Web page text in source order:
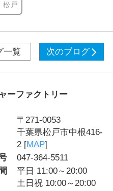
戸
一覧 次のブログ
ーファクトリー
〒271-0053
千葉県松戸市中根416-
2 [MAP]
047-364-5511
平日 11:00～20:00
土日祝 10:00～20:00